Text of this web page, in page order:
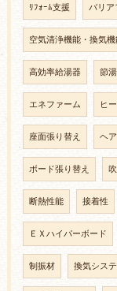
ﾘﾌｫｰﾑ支援 バリア
空気清浄機能・換気
高効率給湯器 節
エネファーム ヒ
座面張り替え ヘ
ボード張り替え
断熱性能 接着性
ＥＸハイパーボード
制振材 換気シス